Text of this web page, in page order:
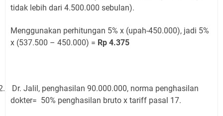
tidak lebih dari 4.500.000 sebulan).
Menggunakan perhitungan 5% x (upah-450.000), jadi 5%
x (537.500 – 450.000) = Rp 4.375
Dr. Jalil, penghasilan 90.000.000, norma penghasilan
dokter= 50% penghasilan bruto x tariff pasal 17.